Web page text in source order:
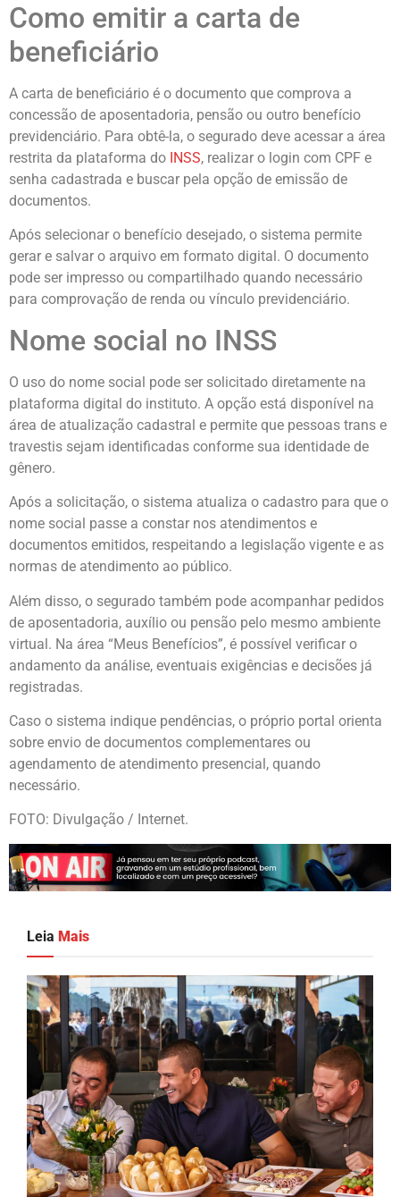
Como emitir a carta de
beneficiário
A carta de beneficiário é o documento que comprova a
concessão de aposentadoria, pensão ou outro benefício
previdenciário. Para obtê-la, o segurado deve acessar a área
restrita da plataforma do INSS, realizar o login com CPF e
senha cadastrada e buscar pela opção de emissão de
documentos.
Após selecionar o benefício desejado, o sistema permite
gerar e salvar o arquivo em formato digital. O documento
pode ser impresso ou compartilhado quando necessário
para comprovação de renda ou vínculo previdenciário.
Nome social no INSS
O uso do nome social pode ser solicitado diretamente na
plataforma digital do instituto. A opção está disponível na
área de atualização cadastral e permite que pessoas trans e
travestis sejam identificadas conforme sua identidade de
gênero.
Após a solicitação, o sistema atualiza o cadastro para que o
nome social passe a constar nos atendimentos e
documentos emitidos, respeitando a legislação vigente e as
normas de atendimento ao público.
Além disso, o segurado também pode acompanhar pedidos
de aposentadoria, auxílio ou pensão pelo mesmo ambiente
virtual. Na área “Meus Benefícios”, é possível verificar o
andamento da análise, eventuais exigências e decisões já
registradas.
Caso o sistema indique pendências, o próprio portal orienta
sobre envio de documentos complementares ou
agendamento de atendimento presencial, quando
necessário.
FOTO: Divulgação / Internet.
Leia Mais